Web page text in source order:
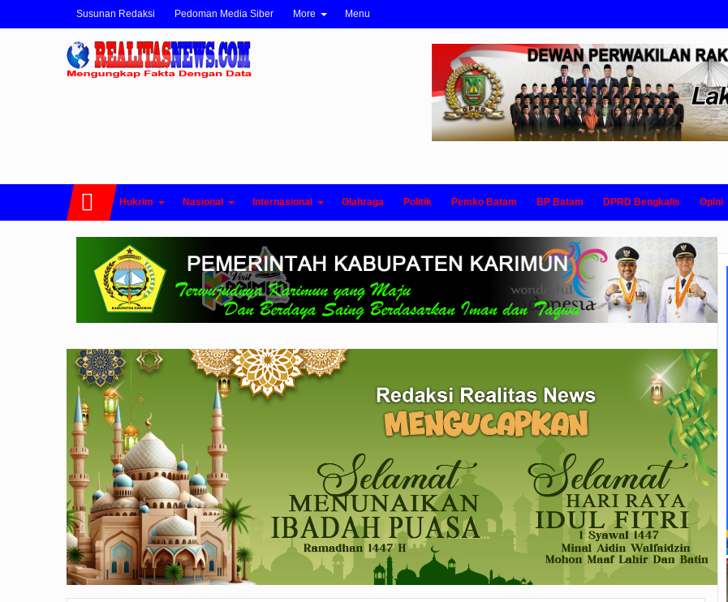
Susunan Redaksi Pedoman Media Siber More Menu
Hukrim Nasional Internasional Olahraga Politik Pemko Batam BP Batam DPRD Bengkalis Opini